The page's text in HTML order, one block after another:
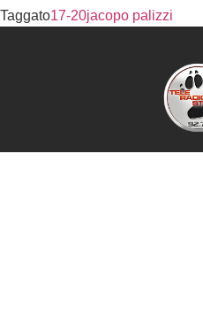
Taggato17-20jacopo palizzi